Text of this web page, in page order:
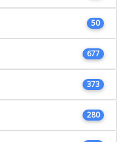
50
677
373
280